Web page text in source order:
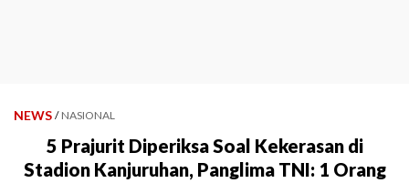
NEWS / NASIONAL
5 Prajurit Diperiksa Soal Kekerasan di
Stadion Kanjuruhan, Panglima TNI: 1 Orang